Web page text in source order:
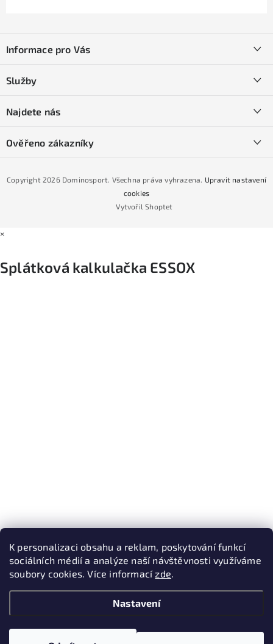
K personalizaci obsahu a reklam, poskytování funkcí
sociálních médií a analýze naší návštěvnosti využíváme
soubory cookies. Více informacízde.
Nastavení
pInformace pro Vás
Obchodní podmínky
Podmínky GDPR
Podmínky nákupu na splátky ESSOX
Služby
Naše prodejna
Najdete nás
Ověřeno zákazníky
Vytvořil Shoptet
Copyright 2026 Dominosport. Všechna práva vyhrazena. Upravit nastavení
cookies
×
Splátková kalkulačka ESSOX